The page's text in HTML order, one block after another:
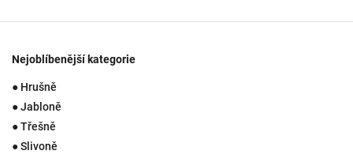
Nejoblíbenější kategorie
● Hrušně
● Jabloně
● Třešně
● Slivoně